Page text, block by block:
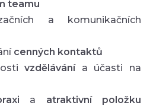
teamu
a komunikačních
cenných kontaktů
vzdělávánía účasti na
a atraktivní položku